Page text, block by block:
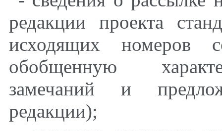
редакции проекта
исходящих номеров
обобщенную
замечаний и
редакции);